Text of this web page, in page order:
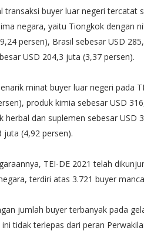
buyer luar negeri tercatat
negara, yaitu Tiongkok dengan
persen), Brasil sebesar USD
USD 204,3 juta (3,37 persen).
minat buyer luar negeri pada
produk kimia sebesar USD
herbal dan suplemen sebesar
juta (4,92 persen).
TEI-DE 2021 telah
terdiri atas 3.721 buyer
jumlah buyer terbanyak pada
tidak terlepas dari peran